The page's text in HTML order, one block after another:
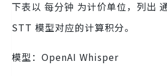
下表以 每分钟 为计价单位，列出
STT 模型对应的计算积分。
模型：OpenAI Whisper